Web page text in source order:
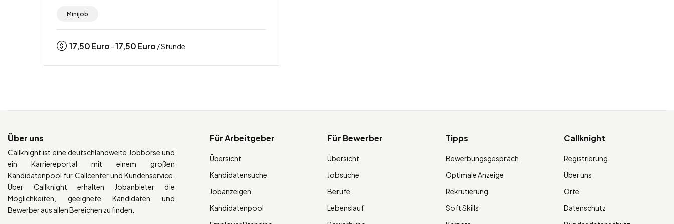
Minijob
17,50Euro -17,50Euro / Stunde
Über uns
Callknight ist eine deutschlandweite Jobbörse und
ein Karriereportal mit einem großen
Kandidatenpool für Callcenter und Kundenservice.
Über Callknight erhalten Jobanbieter die
Möglichkeiten, geeignete Kandidaten und
Bewerber aus allen Bereichen zu finden.
Für Arbeitgeber
Übersicht
Kandidatensuche
Jobanzeigen
Kandidatenpool
Für Bewerber
Übersicht
Jobsuche
Berufe
Lebenslauf
Tipps
Bewerbungsgespräch
Optimale Anzeige
Rekrutierung
Soft Skills
Callknight
Registrierung
Über uns
Orte
Datenschutz